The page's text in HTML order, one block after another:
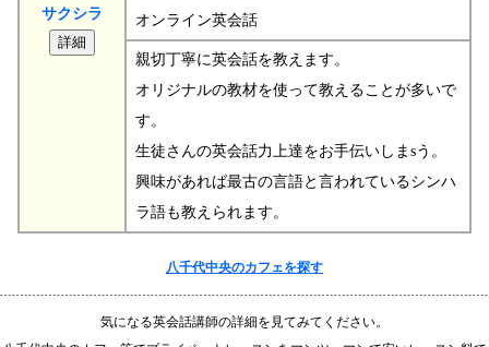
サクシラ
オンライン英会話
親切丁寧に英会話を教えます。
オリジナルの教材を使って教えることが多いで
す。
生徒さんの英会話力上達をお手伝いしまsう。
興味があれば最古の言語と言われているシンハ
ラ語も教えられます。
八千代中央のカフェを探す
気になる英会話講師の詳細を見てみてください。